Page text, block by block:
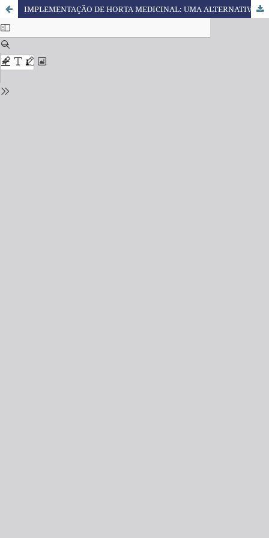
IMPLEMENTAÇÃO DE HORTA MEDICINAL: UMA ALTERNATIVA PARA AULAS PRÁTICAS NA ESCOLA DO CAMPO.